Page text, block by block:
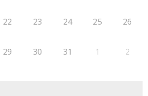
22 23 24 25 26
29 30 31 1 2